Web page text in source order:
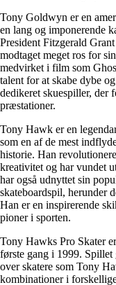
Tony Goldwyn er en
en lang og imponerende
President Fitzgerald
modtaget meget ros for
medvirket i film som
talent for at skabe dybe
dedikeret skuespiller, der
præstationer.
Tony Hawk er en
som en af de mest
historie. Han
kreativitet og har vundet
har også udnyttet sin
skateboardspil, herunder
Han er en inspirerende
pioner i sporten.
Tony Hawks Pro Skater
første gang i 1999.
over skatere som Tony
kombinationer i